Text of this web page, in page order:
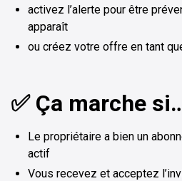
activez l’alerte pour être
apparaît
ou créez votre offre en tant
✅ Ça marche
Le propriétaire a bien un
actif
Vous recevez et acceptez